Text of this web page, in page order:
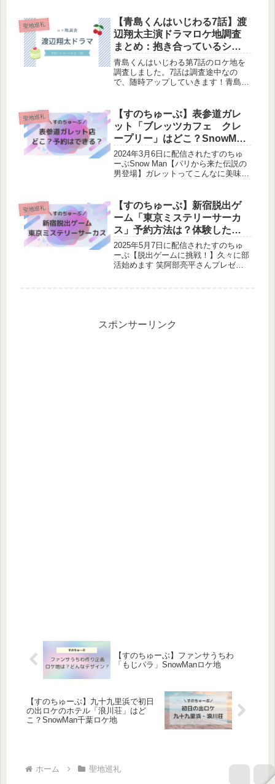
れています！この記事では、岩本照さ
んが訪れた山を一挙にご...
聖地巡礼
【青島くんはいじわる7話】渡
辺翔太主演ドラマロケ地調査
まとめ：抱き合っているシー
ンはどこ？
青島くんはいじわる第7話のロケ地を
調査しました。7話は調査途中なの
で、随時アップしていきます！青島と
がサンダルで飛び出して、転んでしま
った後に抱きしめあっている場所はこ
ちら...
聖地巡礼
【すのちゅーぶ】表参道ガレ
ット「ブレッツカフェ クレ
ープリー」はどこ？SnowMan
ロケ地
2024年3月6日に配信されたすのちゅ
ーぶSnow Man【パリから来た伝説の
男登場】ガレットってこんなに美味い
ガレット屋さんを訪れました。どこの
お店？食べたメニューは？調...
聖地巡礼
【すのちゅーぶ】新宿脱出ゲ
ーム「東京ミステリーサーカ
ス」予約方法は？体験したゲ
ームはどれ？SnowManロケ地
2025年5月7日に配信されたすのちゅ
ーぶ【脱出ゲームに挑戦！】久々に部
活始めます 笑阿部亮平さんプレゼン
スポンサーリンク
【すのちゅーぶ】ファンサうちわ
「もじパラ」SnowManロケ地
【すのちゅーぶ】九十九里浜で初日
の出ロケのホテル「浪川荘」はど
こ？SnowMan千葉ロケ地
ホーム 聖地巡礼